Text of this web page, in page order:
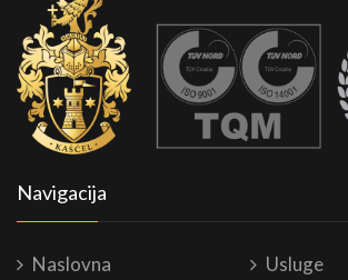
Navigacija
Naslovna Usluge